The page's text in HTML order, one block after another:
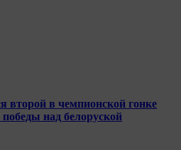
второй в чемпионской гонке
над белоруской